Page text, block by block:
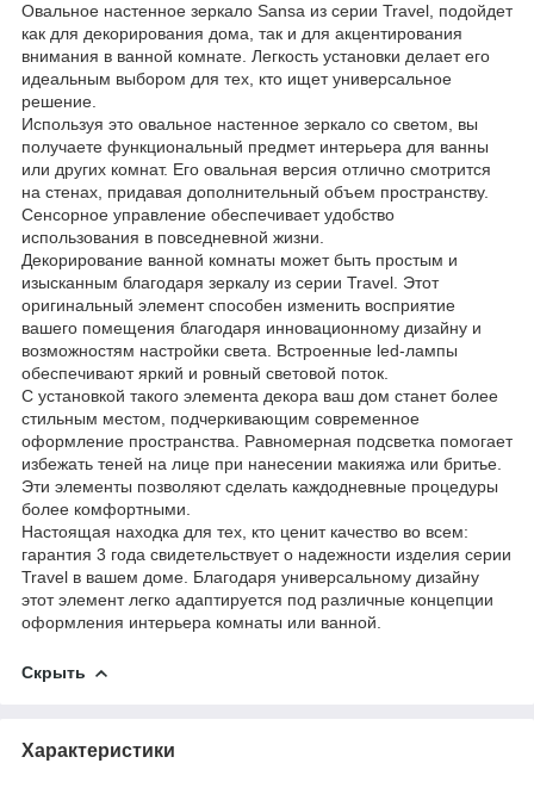
Овальное настенное зеркало Sansa из серии Travel, подойдет
как для декорирования дома, так и для акцентирования
внимания в ванной комнате. Легкость установки делает его
идеальным выбором для тех, кто ищет универсальное
решение.
Используя это овальное настенное зеркало со светом, вы
получаете функциональный предмет интерьера для ванны
или других комнат. Его овальная версия отлично смотрится
на стенах, придавая дополнительный объем пространству.
Сенсорное управление обеспечивает удобство
использования в повседневной жизни.
Декорирование ванной комнаты может быть простым и
изысканным благодаря зеркалу из серии Travel. Этот
оригинальный элемент способен изменить восприятие
вашего помещения благодаря инновационному дизайну и
возможностям настройки света. Встроенные led-лампы
обеспечивают яркий и ровный световой поток.
С установкой такого элемента декора ваш дом станет более
стильным местом, подчеркивающим современное
оформление пространства. Равномерная подсветка помогает
избежать теней на лице при нанесении макияжа или бритье.
Эти элементы позволяют сделать каждодневные процедуры
более комфортными.
Настоящая находка для тех, кто ценит качество во всем:
гарантия 3 года свидетельствует о надежности изделия серии
Travel в вашем доме. Благодаря универсальному дизайну
этот элемент легко адаптируется под различные концепции
оформления интерьера комнаты или ванной.
Скрыть
Характеристики